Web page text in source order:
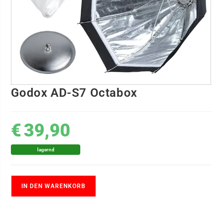
Godox AD-S7 Octabox
€39,90
lagernd
IN DEN WARENKORB